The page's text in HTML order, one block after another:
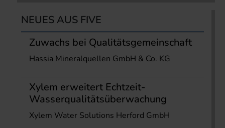
NEUES AUS FIVE
Zuwachs bei Qualitätsgemeinschaft
Hassia Mineralquellen GmbH & Co. KG
Xylem erweitert Echtzeit-
Wasserqualitätsüberwachung
Xylem Water Solutions Herford GmbH